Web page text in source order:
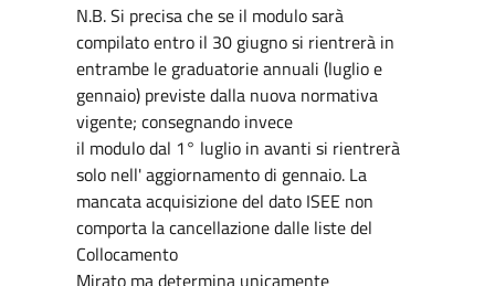
N.B. Si precisa che se il modulo sarà
compilato entro il 30 giugno si rientrerà in
entrambe le graduatorie annuali (luglio e
gennaio) previste dalla nuova normativa
vigente; consegnando invece
il modulo dal 1° luglio in avanti si rientrerà
solo nell' aggiornamento di gennaio. La
mancata acquisizione del dato ISEE non
comporta la cancellazione dalle liste del
Collocamento
Mirato ma determina unicamente